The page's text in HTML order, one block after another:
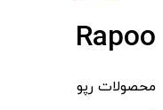
Rapoo
محصولات رپو